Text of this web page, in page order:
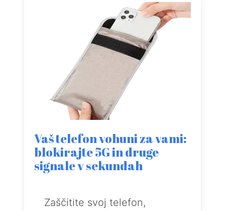
Vaš telefon vohuni za vami:
blokirajte 5G in druge
signale v sekundah
Zaščitite svoj telefon,